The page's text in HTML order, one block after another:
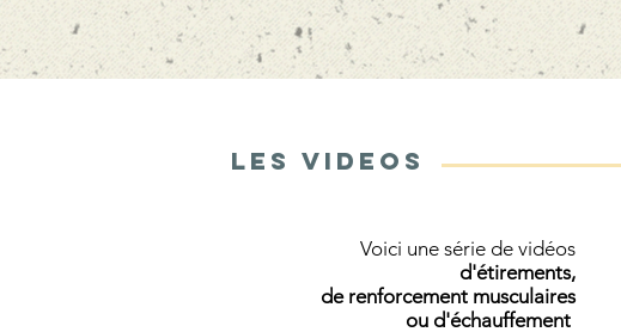
Les VIDEOS
Voici une série de vidéos
d'étirements,
de renforcement musculaires
ou d'échauffement